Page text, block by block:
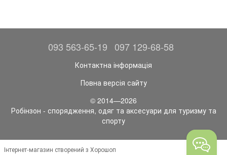
093 563-65-19 097 129-68-58
Контактна інформація
Повна версія сайту
© 2014—2026
Робінзон - спорядження, одяг та аксесуари для туризму та
спорту
Інтернет-магазин створений з Хорошоп